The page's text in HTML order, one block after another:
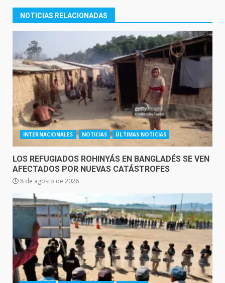
NOTICIAS RELACIONADAS
INTERNACIONALES NOTICIAS ÚLTIMAS NOTICIAS
LOS REFUGIADOS ROHINYÁS EN BANGLADÉS SE VEN
AFECTADOS POR NUEVAS CATÁSTROFES
8 de agosto de 2026